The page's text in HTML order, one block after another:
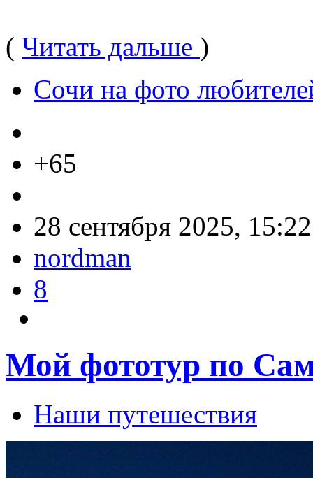
( Читать дальше )
Сочи на фото
+65
28 сентября 2025, 15:22
nordman
8
Мой фототур по
Наши путешествия